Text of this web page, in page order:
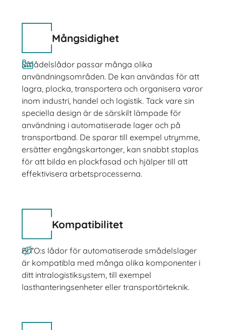
Mångsidighet
Smådelslådor passar många olika
användningsområden. De kan användas för att
lagra, plocka, transportera och organisera varor
inom industri, handel och logistik. Tack vare sin
speciella design är de särskilt lämpade för
användning i automatiserade lager och på
transportband. De sparar till exempel utrymme,
ersätter engångskartonger, kan snabbt staplas
för att bilda en plockfasad och hjälper till att
effektivisera arbetsprocesserna.
Kompatibilitet
BITO:s lådor för automatiserade smådelslager
är kompatibla med många olika komponenter i
ditt intralogistiksystem, till exempel
lasthanteringsenheter eller transportörteknik.